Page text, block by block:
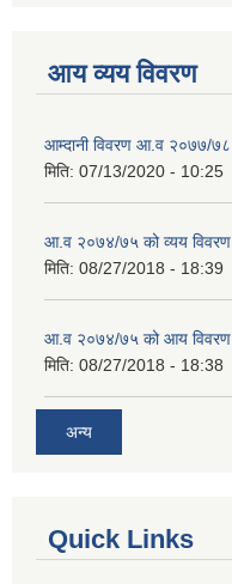
आय व्यय विवरण
आम्दानी विवरण आ.व २०७७/७८
मिति: 07/13/2020 - 10:25
आ.व २०७४/७५ को व्यय विवरण
मिति: 08/27/2018 - 18:39
आ.व २०७४/७५ को आय विवरण
मिति: 08/27/2018 - 18:38
अन्य
Quick Links